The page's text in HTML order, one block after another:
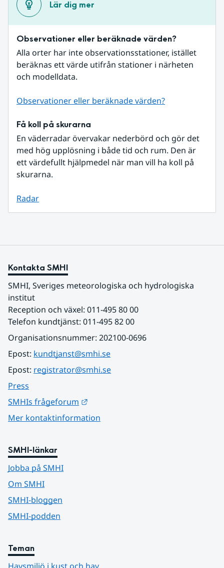
Lär dig mer
Observationer eller beräknade värden?
Alla orter har inte observationsstationer, istället
beräknas ett värde utifrån stationer i närheten
och modelldata.
Observationer eller beräknade värden?
Få koll på skurarna
En väderradar övervakar nederbörd och gör det
med hög upplösning i både tid och rum. Den är
ett värdefullt hjälpmedel när man vill ha koll på
skurarna.
Radar
Kontakta SMHI
SMHI, Sveriges meteorologiska och hydrologiska
institut
Reception och växel: 011-495 80 00
Telefon kundtjänst: 011-495 82 00
Organisationsnummer: 202100-0696
Epost: kundtjanst@smhi.se
Epost: registrator@smhi.se
Press
SMHIs frågeforum
Mer kontaktinformation
SMHI-länkar
Jobba på SMHI
Om SMHI
SMHI-bloggen
SMHI-podden
Teman